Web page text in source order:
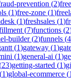
prevention (2)free
(1)free-zone (1)
(1)freshsales (1)
(7)functions (2
builder(2)funnels (4
(1)gateway (1)
(1)general-ai (1)
23)getting-started (1)
(1)global-ecommerce (1